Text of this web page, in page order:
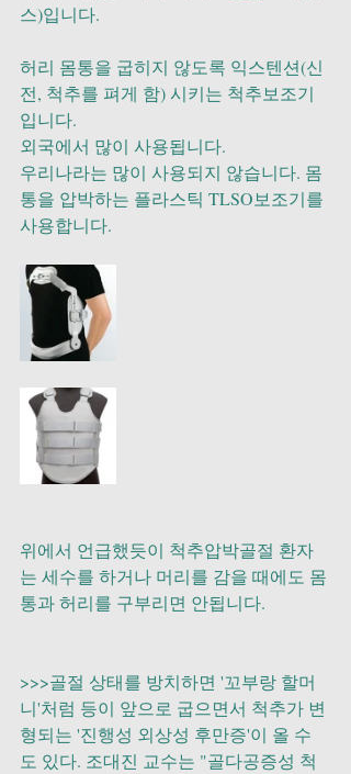
스)입니다.
허리 몸통을 굽히지 않도록 익스텐션(신
전, 척추를 펴게 함) 시키는 척추보조기
입니다.
외국에서 많이 사용됩니다.
우리나라는 많이 사용되지 않습니다. 몸
통을 압박하는 플라스틱 TLSO보조기를
사용합니다.
위에서 언급했듯이 척추압박골절 환자
는 세수를 하거나 머리를 감을 때에도 몸
통과 허리를 구부리면 안됩니다.
>>>골절 상태를 방치하면 '꼬부랑 할머
니'처럼 등이 앞으로 굽으면서 척추가 변
형되는 '진행성 외상성 후만증'이 올 수
도 있다. 조대진 교수는 "골다공증성 척